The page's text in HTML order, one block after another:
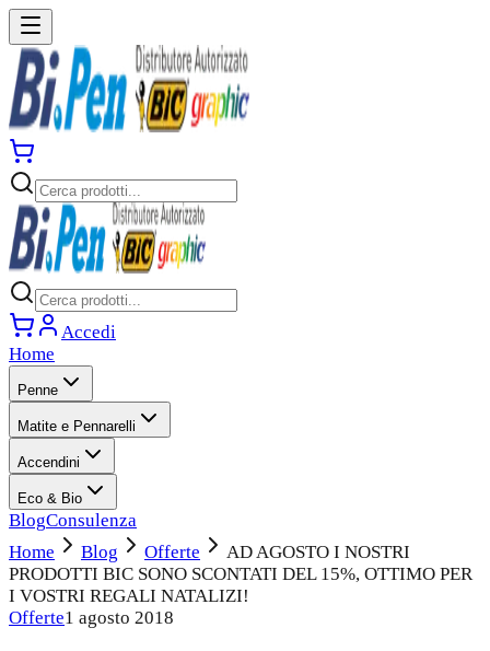
Accedi
Home
Penne
Matite e Pennarelli
Accendini
Eco & Bio
BlogConsulenza
Home
Blog Offerte
AD AGOSTO I NOSTRI
PRODOTTI BIC SONO SCONTATI DEL 15%, OTTIMO PER
I VOSTRI REGALI NATALIZI!
Offerte1 agosto 2018